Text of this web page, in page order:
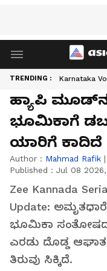
TRENDING : Karnataka
ಹ್ಯಾಪಿ
ಭೂಮಿಕಾಗೆ
ಯಾರಿಗೆ ಕಾದಿದೆ
Author : Mahmad Rafik |
Published : Jul 08 2026,
Zee Kannada
Update:
ಭೂಮಿಕಾ ಸಂತೋಷದ
ಎರಡು ದೊಡ್ಡ
ತಿರುವು ಸಿಕ್ಕಿದೆ.